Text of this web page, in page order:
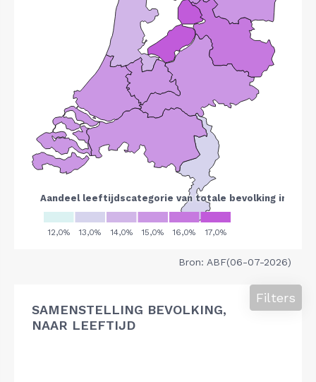
Bron: ABF(06-07-2026)
SAMENSTELLING BEVOLKING,
NAAR LEEFTIJD
Filters